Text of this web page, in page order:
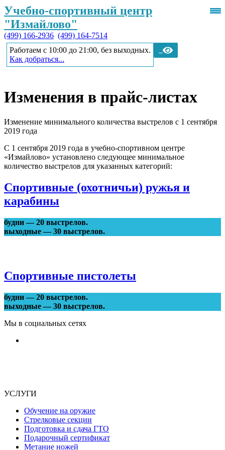
Учебно-спортивный центр
"Измайлово"
(499) 166-2936 (499) 164-7514
Работаем с 10:00 до 21:00, без выходных.
Как добраться...
Изменения в прайс-листах
Изменение минимального количества выстрелов с 1 сентября
2019 года
С 1 сентября 2019 года в учебно-спортивном центре
«Измайлово» установлено следующее минимальное
количество выстрелов для указанных категорий:
Спортивные (охотничьи) ружья и
карабины
будни — 20 выстрелов.
выходные — 30 выстрелов.
Спортивные пистолеты
будни — 20 выстрелов.
выходные — 30 выстрелов.
Мы в социальных сетях
УСЛУГИ
Обучение на оружие
Стрелковые секции
Подготовка и сдача ГТО
Подарочный сертификат
Метание ножей